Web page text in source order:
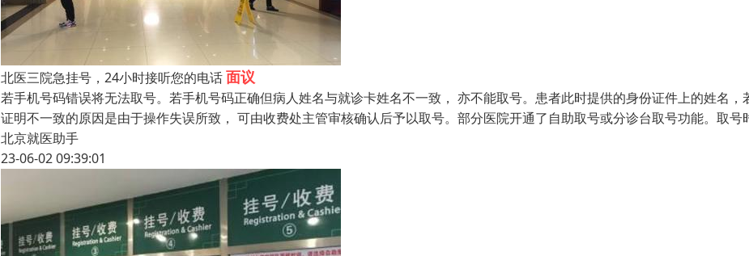
北医三院急挂号，24小时接听您的电话面议
若手机号码错误将无法取号。若手机号码正确但病人姓名与就诊卡姓名不一致， 亦不能取号。患者此时提供的身份证件上的姓名，
证明不一致的原因是由于操作失误所致， 可由收费处主管审核确认后予以取号。部分医院开通了自助取号或分诊台取号功能。取号
北京就医助手
23-06-02 09:39:01